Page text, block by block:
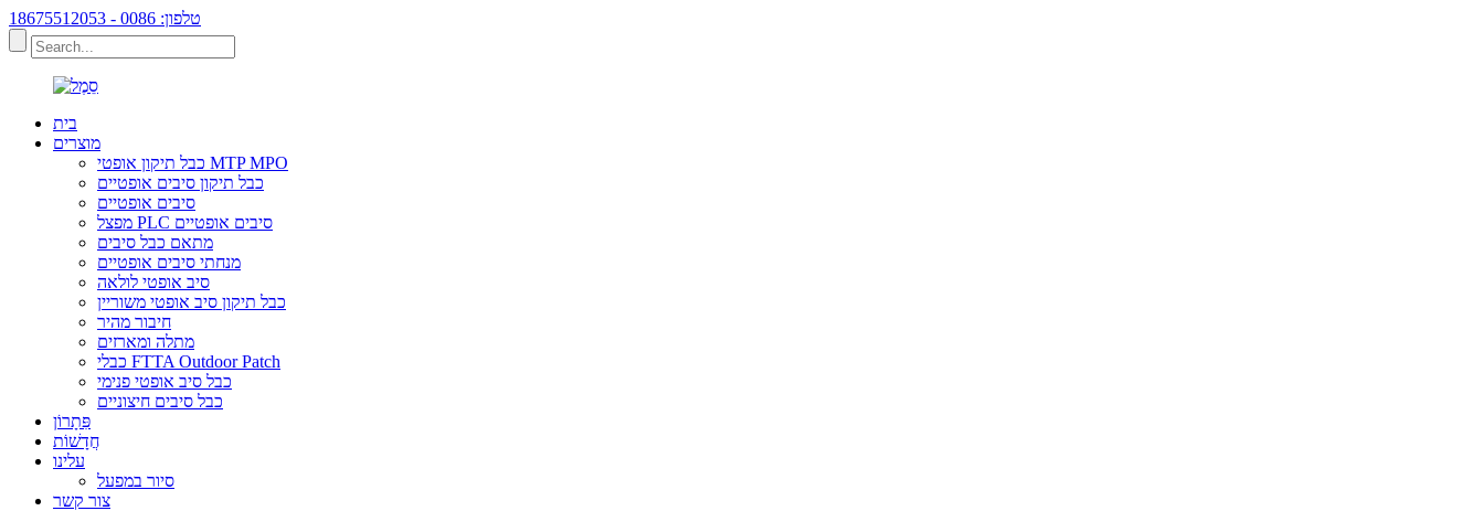
טלפון: 0086 - 18675512053
בית
מוצרים
כבל תיקון אופטי MTP MPO
כבל תיקון סיבים אופטיים
סיבים אופטיים
מפצל PLC סיבים אופטיים
מתאם כבל סיבים
מנחתי סיבים אופטיים
סיב אופטי לולאה
כבל תיקון סיב אופטי משוריין
חיבור מהיר
מתלה ומארזים
כבלי FTTA Outdoor Patch
כבל סיב אופטי פנימי
כבל סיבים חיצוניים
פִּתָרוֹן
חֲדָשׁוֹת
עלינו
סיור במפעל
צור קשר